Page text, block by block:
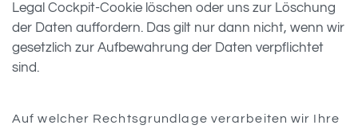
Legal Cockpit-Cookie löschen oder uns zur Löschung
der Daten auffordern. Das gilt nur dann nicht, wenn wir
gesetzlich zur Aufbewahrung der Daten verpflichtet
sind.
Auf welcher Rechtsgrundlage verarbeiten wir Ihre